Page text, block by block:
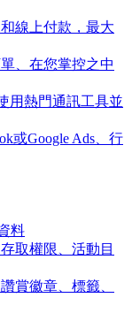
線上付款，最大
、在您掌控之中
用熱門通訊工具並
或Google Ads、行
料
取權限、活動目
賞徽章、標籤、